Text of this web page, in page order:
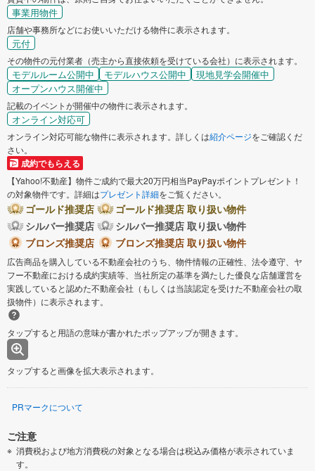
事業用物件
店舗や事務所などにお使いいただける物件に表示されます。
元付
その物件の元付業者（売主から直接依頼を受けている会社）に表示されます。
モデルルーム公開中 モデルハウス公開中
現地見学会開催中
オープンハウス開催中
記載のイベントが開催中の物件に表示されます。
オンライン対応可
オンライン対応可能な物件に表示されます。詳しくは紹介ページをご確認くだ
さい。
成約でもらえる
【Yahoo!不動産】物件ご成約で最大20万円相当PayPayポイントプレゼント！
の対象物件です。詳細はプレゼント詳細をご覧ください。
ゴールド推奨店
ゴールド推奨店 取り扱い物件
シルバー推奨店
シルバー推奨店 取り扱い物件
ブロンズ推奨店
ブロンズ推奨店 取り扱い物件
広告商品を購入している不動産会社のうち、物件情報の正確性、法令遵守、ヤ
フー不動産における成約実績等、当社所定の基準を満たした優良な店舗運営を
実践していると認めた不動産会社（もしくは当該認定を受けた不動産会社の取
扱物件）に表示されます。
タップすると用語の意味が書かれたポップアップが開きます。
タップすると画像を拡大表示されます。
PRマークについて
ご注意
消費税および地方消費税の対象となる場合は税込み価格が表示されていま
す。